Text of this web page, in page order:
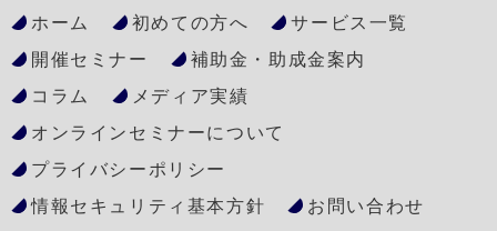
ホーム 初めての方へ
サービス一覧
開催セミナー
補助金・助成金案内
コラム
メディア実績
オンラインセミナーについて
プライバシーポリシー
情報セキュリティ基本方針
お問い合わせ